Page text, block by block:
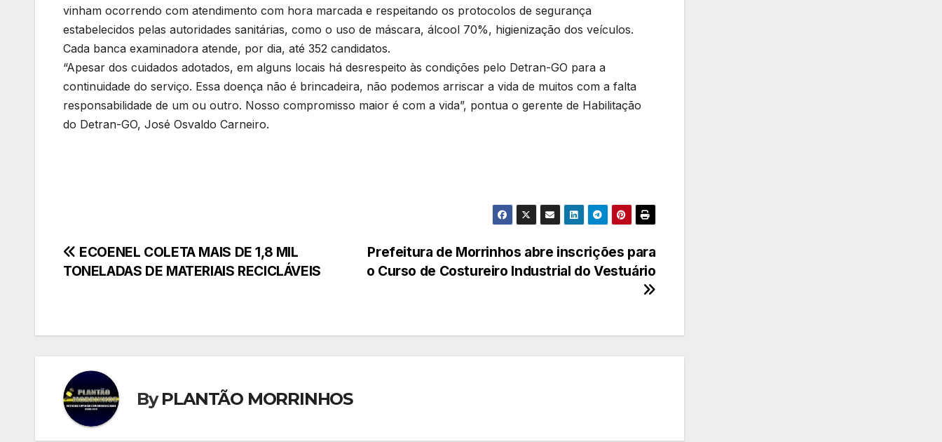
vinham ocorrendo com atendimento com hora marcada e respeitando os protocolos de segurança
estabelecidos pelas autoridades sanitárias, como o uso de máscara, álcool 70%, higienização dos veículos.
Cada banca examinadora atende, por dia, até 352 candidatos.
“Apesar dos cuidados adotados, em alguns locais há desrespeito às condições pelo Detran-GO para a
continuidade do serviço. Essa doença não é brincadeira, não podemos arriscar a vida de muitos com a falta
responsabilidade de um ou outro. Nosso compromisso maior é com a vida”, pontua o gerente de Habilitação
do Detran-GO, José Osvaldo Carneiro.
Navegação
Prefeitura de Morrinhos abre inscrições para
o Curso de Costureiro Industrial do Vestuário
ECOENEL COLETA MAIS DE 1,8 MIL
TONELADAS DE MATERIAIS RECICLÁVEIS
ByPLANTÃO MORRINHOS